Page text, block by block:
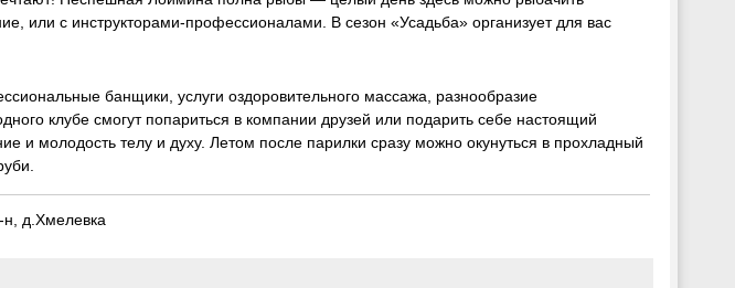
или с инструкторами-профессионалами. В сезон «Усадьба» организует для вас
банщики, услуги оздоровительного массажа, разнообразие
клубе смогут попариться в компании друзей или подарить себе настоящий
и молодость телу и духу. Летом после парилки сразу можно окунуться в прохладный
н, д.Хмелевка